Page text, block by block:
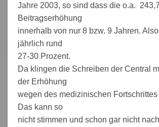
Jahre 2003, so sind dass die o.a.
Beitragserhöhung
innerhalb von nur 8 bzw. 9 Jahren.
jährlich rund
27-30 Prozent.
Da klingen die Schreiben der Central
der Erhöhung
wegen des medizinischen
Das kann so
nicht stimmen und schon gar nicht